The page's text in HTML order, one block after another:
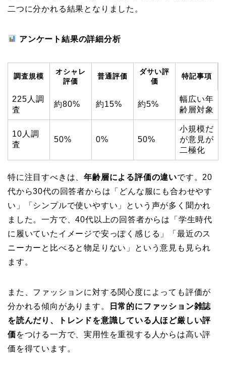
二つに分かれる結果となりました。
アンケート結果の詳細分析
調査規模
オシャレ
評価
普通評価
ダサい評
価
特記事項
225人調
査
約80% 約15% 約5%
幅広い年
齢層対象
10人調
査
50% 0% 50%
小規模だ
が意見が
二極化
特に注目すべきは、年齢層による評価の違いです。20
代から30代の回答者からは「どんな服にも合わせやす
い」「シンプルで使いやすい」という声が多く聞かれ
ました。一方で、40代以上の回答者からは「学生時代
に履いていたイメージで安っぽく感じる」「最近のス
ニーカーと比べると物足りない」という意見も見られ
ます。
また、ファッションに対する関心度によっても評価が
分かれる傾向があります。
日常的にファッション雑誌
を読んだり、トレンドを意識している人ほど厳しい評
価をつける一方で、実用性を重視する人からは高い評
価を得ています。